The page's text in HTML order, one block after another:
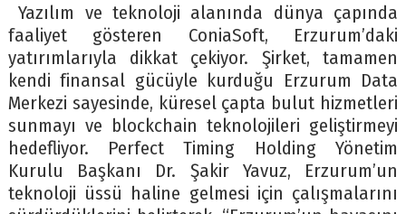
Yazılım ve teknoloji alanında dünya çapında
faaliyet gösteren ConiaSoft, Erzurum’daki
yatırımlarıyla dikkat çekiyor. Şirket, tamamen
kendi finansal gücüyle kurduğu Erzurum Data
Merkezi sayesinde, küresel çapta bulut hizmetleri
sunmayı ve blockchain teknolojileri geliştirmeyi
hedefliyor. Perfect Timing Holding Yönetim
Kurulu Başkanı Dr. Şakir Yavuz, Erzurum’un
teknoloji üssü haline gelmesi için çalışmalarını